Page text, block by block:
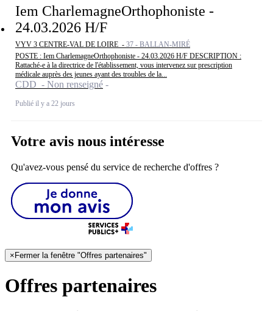
Iem CharlemagneOrthophoniste -
24.03.2026 H/F
VYV 3 CENTRE-VAL DE LOIRE - 37 - BALLAN-MIRÉ
POSTE : Iem CharlemagneOrthophoniste - 24.03.2026 H/F DESCRIPTION :
Rattaché-e à la directrice de l'établissement, vous intervenez sur prescription
médicale auprès des jeunes ayant des troubles de la...
CDD - Non renseigné
Publié il y a 22 jours
Votre avis nous intéresse
Qu'avez-vous pensé du service de recherche d'offres ?
×Fermer la fenêtre "Offres partenaires"
Offres partenaires